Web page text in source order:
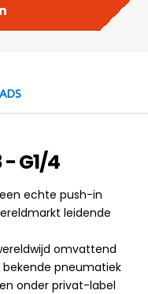
- G1/4
echte push-in
leidende
omvattend
bekende pneumatiek
onder privat-label